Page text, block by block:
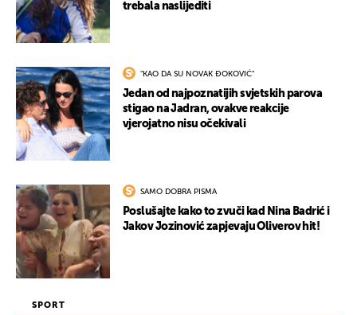
trebala naslijediti
"KAO DA SU NOVAK ĐOKOVIĆ"
Jedan od najpoznatijih svjetskih parova
stigao na Jadran, ovakve reakcije
vjerojatno nisu očekivali
SAMO DOBRA PISMA
Poslušajte kako to zvuči kad Nina Badrić i
Jakov Jozinović zapjevaju Oliverov hit!
SPORT